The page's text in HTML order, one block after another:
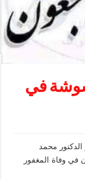
شوشة في
محمد
في وفاة المغفور